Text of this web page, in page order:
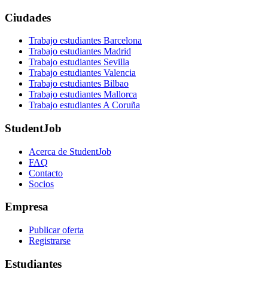
Ciudades
Trabajo estudiantes Barcelona
Trabajo estudiantes Madrid
Trabajo estudiantes Sevilla
Trabajo estudiantes Valencia
Trabajo estudiantes Bilbao
Trabajo estudiantes Mallorca
Trabajo estudiantes A Coruña
StudentJob
Acerca de StudentJob
FAQ
Contacto
Socios
Empresa
Publicar oferta
Registrarse
Estudiantes